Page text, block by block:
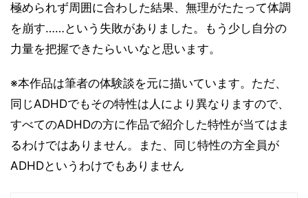
極められず周囲に合わした結果、無理がたたって体調
を崩す……という失敗がありました。もう少し自分の
力量を把握できたらいいなと思います。
※本作品は筆者の体験談を元に描いています。ただ、
同じADHDでもその特性は人により異なりますので、
すべてのADHDの方に作品で紹介した特性が当てはま
るわけではありません。また、同じ特性の方全員が
ADHDというわけでもありません